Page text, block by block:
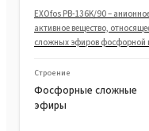
EXOfos PB-136K/90 –
активное вещество,
сложных эфиров фосфорной
Строение
Фосфорные сложные
эфиры